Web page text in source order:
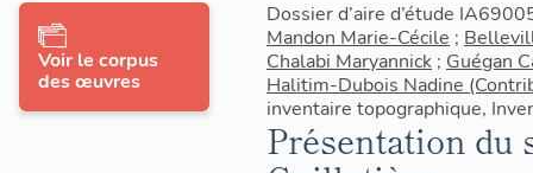
Dossier d’aire d’étude
Mandon Marie-Cécile ;
Chalabi Maryannick ; Guégan
Halitim-Dubois Nadine
inventaire topographique,
Présentation du
Voir le corpus
des œuvres